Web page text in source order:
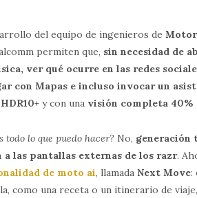
del equipo de ingenieros de
permiten que, sin necesidad de
ver qué ocurre en las redes
con Mapas e incluso invocar un
HDR10+ y con una visión completa 40%
todo lo que puedo hacer? No, generación
a las pantallas externas de los razr.
de moto ai, llamadaNext Move:
como una receta o un itinerario de